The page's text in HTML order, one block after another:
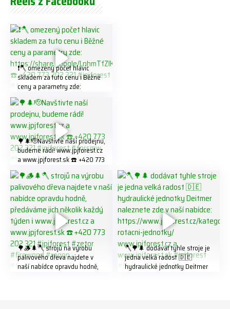
❗️🪓 omezený počet hlavic
skladem za tuto cenu ℹ️ Běžné
ceny a parametry zde:
K8W5t7i6o ☎️ +420 773 202
321 #jpjforest #forsmw
#firewood #
🌳🌲🫡Navštivte naší prodejnu,
budeme rádi! www.jpjforest.cz
a www.jpjforest.sk ☎️ +420 773
#biojack #regon #vahvajussi
🌳🪵🌲🪓 strojů na výrobu
palivového dřeva najdete v
naší nabídce opravdu hodně,
🪓🌳🌲 dodávat tyhle stroje je
jedna velká radost 🇩🇪
hydraulické jednotky Deitmer